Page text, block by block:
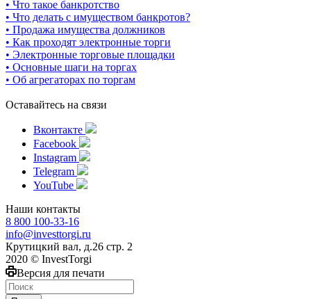
• Что такое банкротство
• Что делать с имуществом банкротов?
• Продажа имущества должников
• Как проходят электронные торги
• Электронные торговые площадки
• Основные шаги на торгах
• Об агрегаторах по торгам
Оставайтесь на связи
Вконтакте
Facebook
Instagram
Telegram
YouTube
Наши контакты
8 800 100-33-16
info@investtorgi.ru
Крутицкий вал, д.26 стр. 2
2020 © InvestTorgi
Версия для печати